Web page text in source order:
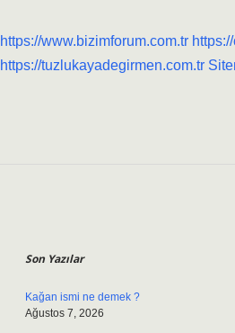
https://www.bizimforum.com.tr
https://tuzlukayadegirmen.com.tr
Son Yazılar
Kağan ismi ne demek ?
Ağustos 7, 2026